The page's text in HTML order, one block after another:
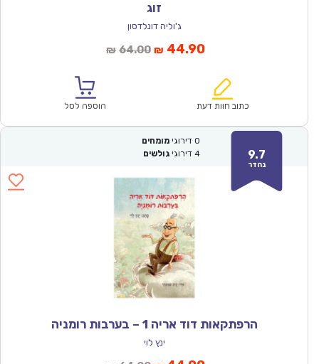
זוג
ג'וליה דונלדסון
₪ 64.00המחיר
₪64.00.
₪ 44.90המחיר
הוא:
כתוב חוות דעת הוספה לסל
9.7
נהדר
0 דירוגי מומחים
4 דירוגי גולשים
הרפתקאות דוד אריה 1 – בערבות רומניה
ינץ לוי